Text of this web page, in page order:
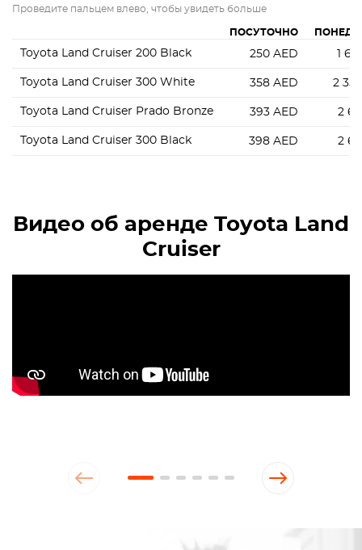
Проведите пальцем влево, чтобы увидеть больше
ПОСУТОЧНО
Toyota Land Cruiser 200 Black 250 AED 1
Toyota Land Cruiser 300 White 358 AED 2
Toyota Land Cruiser Prado Bronze 393 AED 2
Toyota Land Cruiser 300 Black 398 AED 2
Видео об аренде Toyota Land
Cruiser